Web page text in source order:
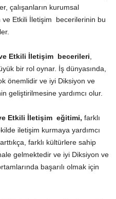
çalışanların kurumsal
ve Etkili İletişim becerilerinin bu
Etkili İletişim becerileri,
bir rol oynar. İş dünyasında,
önemlidir ve iyi Diksiyon ve
geliştirilmesine yardımcı olur.
Etkili İletişim eğitimi, farklı
iletişim kurmaya yardımcı
farklı kültürlere sahip
gelmektedir ve iyi Diksiyon ve
başarılı olmak için